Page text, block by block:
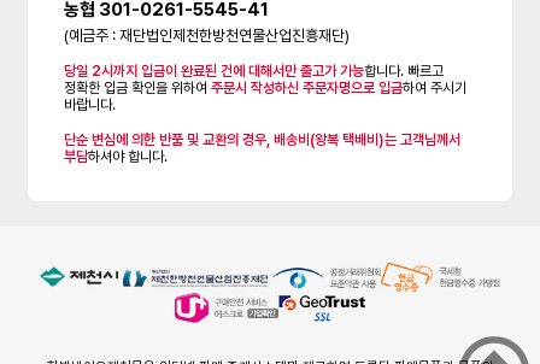
농협 301-0261-5545-41
(예금주 : 재단법인제천한방천연물산업진흥재단)
당일 2시까지 입금이 완료된 건에 대해서만 출고가 가능합니다. 빠르고
정확한 입금 확인을 위하여주문시 작성하신 주문자명으로 입금하여 주시기
바랍니다.
단순 변심에 의한 반품 및 교환의 경우, 배송비(왕복 택배비)는 고객님께서
부담하셔야 합니다.